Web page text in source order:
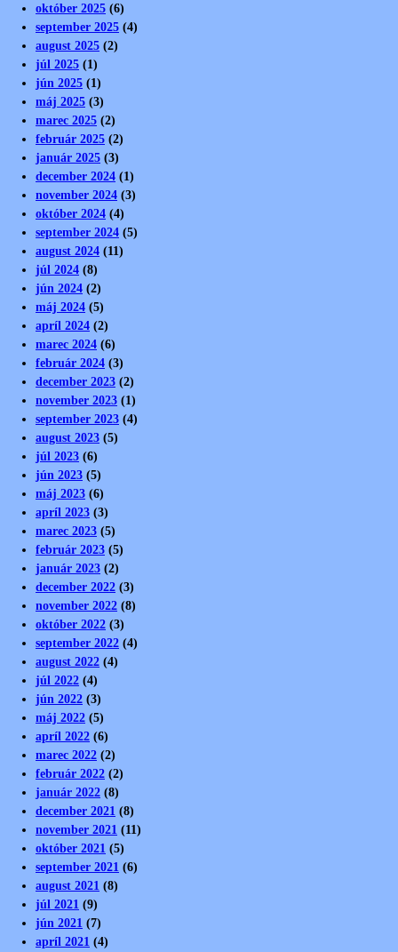
október 2025 (6)
september 2025 (4)
august 2025 (2)
júl 2025 (1)
jún 2025 (1)
máj 2025 (3)
marec 2025 (2)
február 2025 (2)
január 2025 (3)
december 2024 (1)
november 2024 (3)
október 2024 (4)
september 2024 (5)
august 2024 (11)
júl 2024 (8)
jún 2024 (2)
máj 2024 (5)
apríl 2024 (2)
marec 2024 (6)
február 2024 (3)
december 2023 (2)
november 2023 (1)
september 2023 (4)
august 2023 (5)
júl 2023 (6)
jún 2023 (5)
máj 2023 (6)
apríl 2023 (3)
marec 2023 (5)
február 2023 (5)
január 2023 (2)
december 2022 (3)
november 2022 (8)
október 2022 (3)
september 2022 (4)
august 2022 (4)
júl 2022 (4)
jún 2022 (3)
máj 2022 (5)
apríl 2022 (6)
marec 2022 (2)
február 2022 (2)
január 2022 (8)
december 2021 (8)
november 2021 (11)
október 2021 (5)
september 2021 (6)
august 2021 (8)
júl 2021 (9)
jún 2021 (7)
apríl 2021 (4)